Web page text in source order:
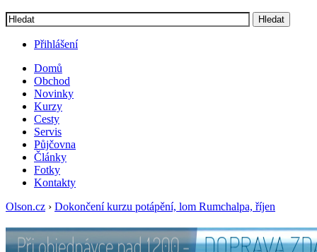
Vyhledávání
Hledat
Přihlášení
Menu button
Frontend navigation
Domů
Obchod
Novinky
Kurzy
Cesty
Servis
Půjčovna
Články
Fotky
Kontakty
Olson.cz › Dokončení kurzu potápění, lom Rumchalpa, říjen